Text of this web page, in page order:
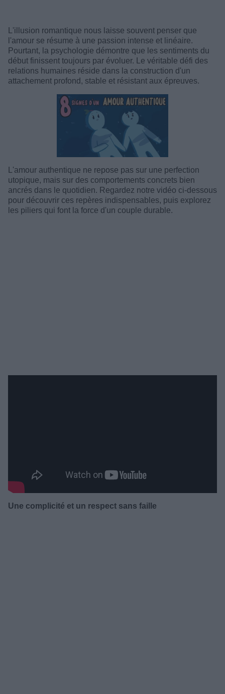
L'illusion romantique nous laisse souvent penser que
l'amour se résume à une passion intense et linéaire.
Pourtant, la psychologie démontre que les sentiments du
début finissent toujours par évoluer. Le véritable défi des
relations humaines réside dans la construction d'un
attachement profond, stable et résistant aux épreuves.
L'amour authentique ne repose pas sur une perfection
utopique, mais sur des comportements concrets bien
ancrés dans le quotidien. Regardez notre vidéo ci-dessous
pour découvrir ces repères indispensables, puis explorez
les piliers qui font la force d'un couple durable.
Une complicité et un respect sans faille